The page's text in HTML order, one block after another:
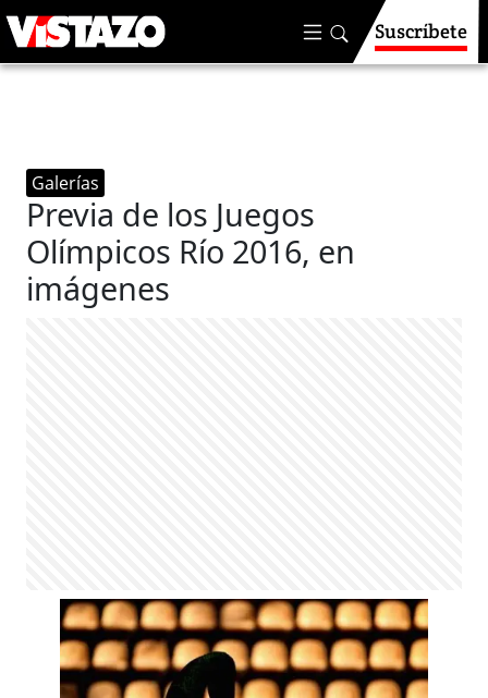
Suscríbete
Galerías
Previa de los Juegos
Olímpicos Río 2016, en
imágenes